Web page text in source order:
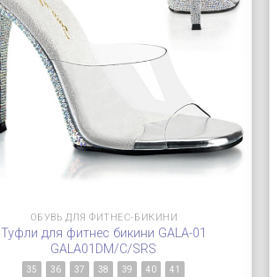
ОБУВЬ ДЛЯ ФИТНЕС-БИКИНИ
Туфли для фитнес бикини GALA-01
GALA01DM/C/SRS
35 36 37 38 39 40 41